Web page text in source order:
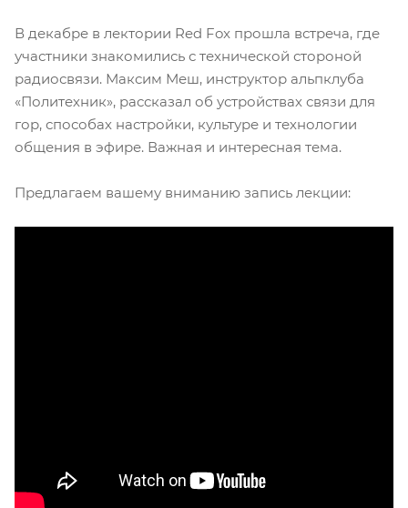
В декабре в лектории Red Fox прошла встреча, где
участники знакомились с технической стороной
радиосвязи. Максим Меш, инструктор альпклуба
«Политехник», рассказал об устройствах связи для
гор, способах настройки, культуре и технологии
общения в эфире. Важная и интересная тема.
Предлагаем вашему вниманию запись лекции: